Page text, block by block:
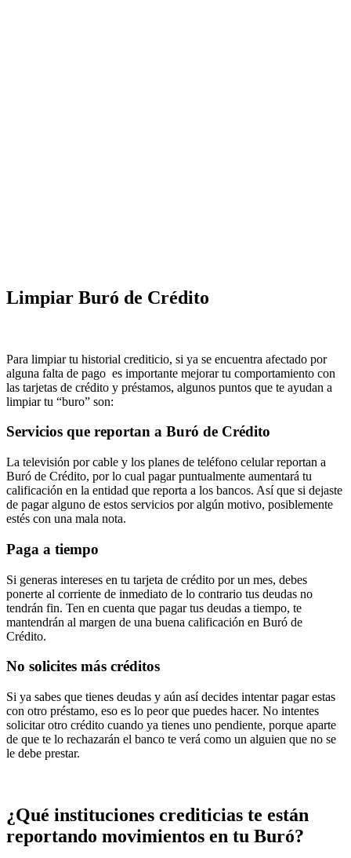
Limpiar Buró de Crédito
Para limpiar tu historial crediticio, si ya se encuentra afectado por
alguna falta de pago es importante mejorar tu comportamiento con
las tarjetas de crédito y préstamos, algunos puntos que te ayudan a
limpiar tu “buro” son:
Servicios que reportan a Buró de Crédito
La televisión por cable y los planes de teléfono celular reportan a
Buró de Crédito, por lo cual pagar puntualmente aumentará tu
calificación en la entidad que reporta a los bancos. Así que si dejaste
de pagar alguno de estos servicios por algún motivo, posiblemente
estés con una mala nota.
Paga a tiempo
Si generas intereses en tu tarjeta de crédito por un mes, debes
ponerte al corriente de inmediato de lo contrario tus deudas no
tendrán fin. Ten en cuenta que pagar tus deudas a tiempo, te
mantendrán al margen de una buena calificación en Buró de
Crédito.
No solicites más créditos
Si ya sabes que tienes deudas y aún así decides intentar pagar estas
con otro préstamo, eso es lo peor que puedes hacer. No intentes
solicitar otro crédito cuando ya tienes uno pendiente, porque aparte
de que te lo rechazarán el banco te verá como un alguien que no se
le debe prestar.
¿Qué instituciones crediticias te están
reportando movimientos en tu Buró?